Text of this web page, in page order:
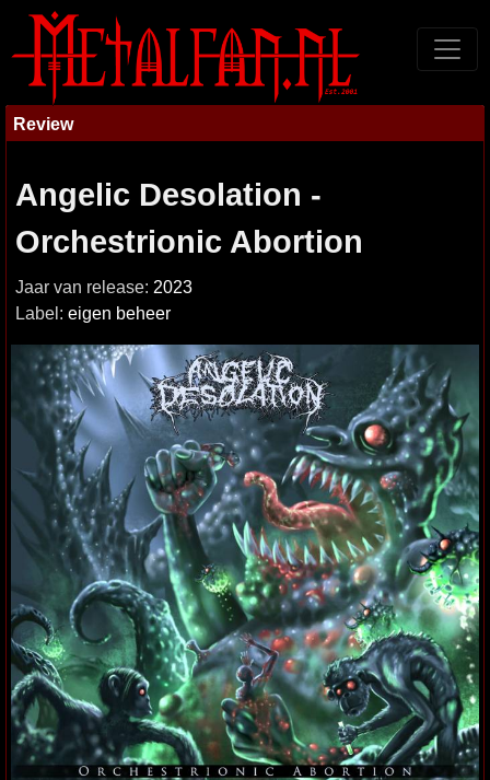
Review
Angelic Desolation -
Orchestrionic Abortion
Jaar van release: 2023
Label: eigen beheer